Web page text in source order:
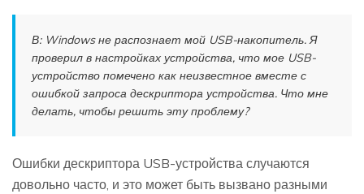
В: Windows не распознает мой USB-накопитель. Я
проверил в настройках устройства, что мое USB-
устройство помечено как неизвестное вместе с
ошибкой запроса дескриптора устройства. Что мне
делать, чтобы решить эту проблему?
Ошибки дескриптора USB-устройства случаются
довольно часто, и это может быть вызвано разными